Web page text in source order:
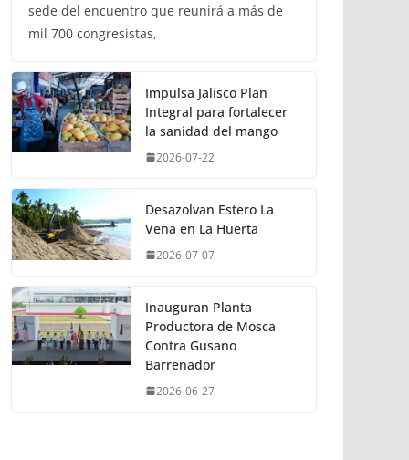
sede del encuentro que reunirá a más de
mil 700 congresistas,
Impulsa Jalisco Plan
Integral para fortalecer
la sanidad del mango
2026-07-22
Desazolvan Estero La
Vena en La Huerta
2026-07-07
Inauguran Planta
Productora de Mosca
Contra Gusano
Barrenador
2026-06-27